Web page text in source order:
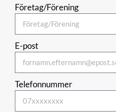
Företag/Förening
E-post
Telefonnummer